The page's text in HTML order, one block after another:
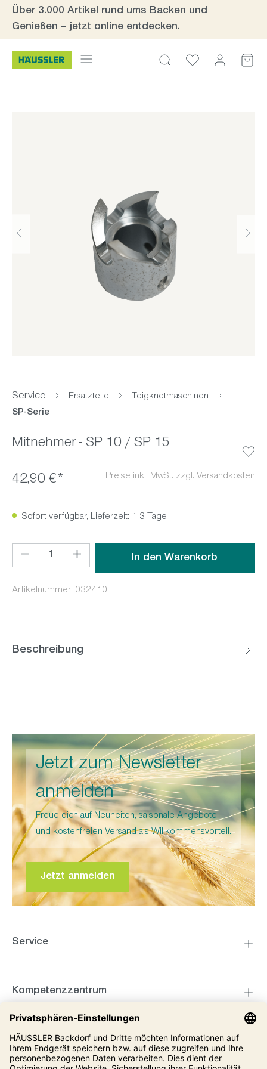
Zum Hauptinhalt springen
Über 3.000 Artikel rund ums Backen und
Genießen – jetzt online entdecken.
Service Ersatzteile
Teigknetmaschinen
SP-Serie
Mitnehmer - SP 10 / SP 15
42,90 €* Preise inkl. MwSt. zzgl. Versandkosten
Sofort verfügbar, Lieferzeit: 1-3 Tage
Produkt Anzahl: Gib den gewünschten Wert ein oder
In den Warenkorb
Artikelnummer: 032410
Beschreibung
Jetzt zum Newsletter
anmelden
Freue dich auf Neuheiten, saisonale Angebote
und kostenfreien Versand als Willkommensvorteil.
Jetzt anmelden
Service
Kompetenzzentrum
Informationen